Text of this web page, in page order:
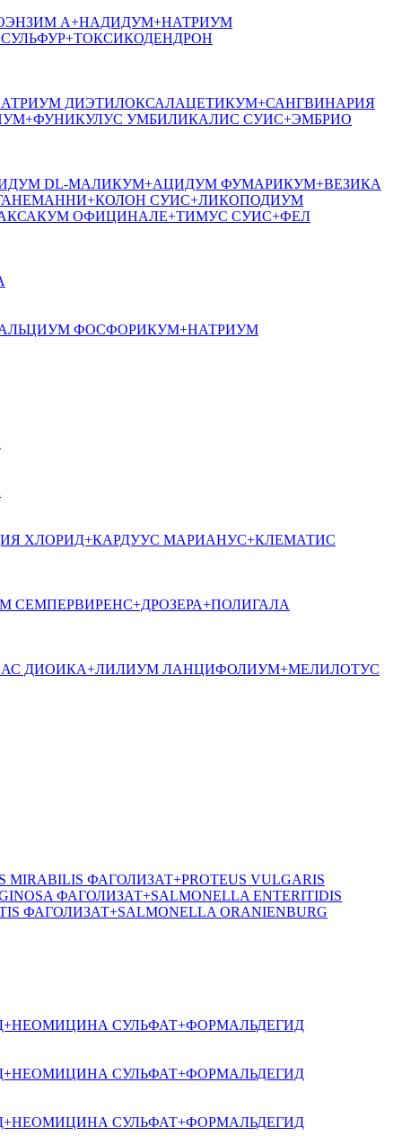
А+НАДИДУМ+НАТРИУМ
ДИЭТИЛОКСАЛАЦЕТИКУМ+САНГВИНАРИЯ
УМБИЛИКАЛИС СУИС+ЭМБРИО
DL-МАЛИКУМ+АЦИДУМ ФУМАРИКУМ+ВЕЗИКА
СУИС+ЛИКОПОДИУМ
ОФИЦИНАЛЕ+ТИМУС СУИС+ФЕЛ
ФОСФОРИКУМ+НАТРИУМ
ХЛОРИД+КАРДУУС МАРИАНУС+КЛЕМАТИС
СЕМПЕРВИРЕНС+ДРОЗЕРА+ПОЛИГАЛА
ДИОИКА+ЛИЛИУМ ЛАНЦИФОЛИУМ+МЕЛИЛОТУС
MIRABILIS ФАГОЛИЗАТ+PROTEUS VULGARIS
ФАГОЛИЗАТ+SALMONELLA ENTERITIDIS
ФАГОЛИЗАТ+SALMONELLA ORANIENBURG
СУЛЬФАТ+ФОРМАЛЬДЕГИД
СУЛЬФАТ+ФОРМАЛЬДЕГИД
СУЛЬФАТ+ФОРМАЛЬДЕГИД